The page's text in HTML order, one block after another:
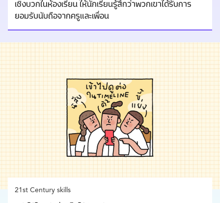
เชิงบวกในห้องเรียน ให้นักเรียนรู้สึกว่าพวกเขาได้รับการ
ยอมรับนับถือจากครูและเพื่อน
21st Century skills